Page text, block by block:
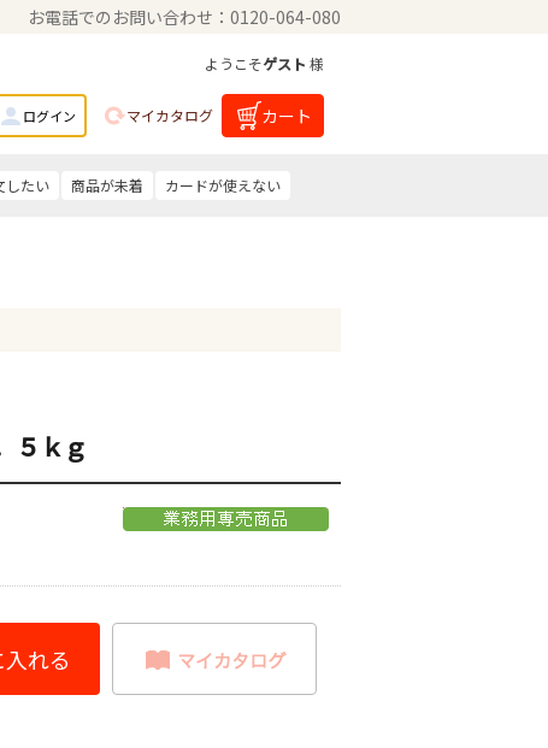
お電話でのお問い合わせ：0120-064-080
ようこそゲスト 様
ログイン マイカタログ カート
したい 商品が未着 カードが使えない
５ｋｇ